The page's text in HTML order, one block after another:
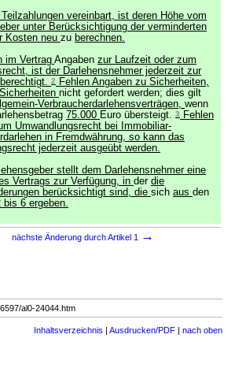
vereinbart, ist deren Höhe vom
unter Berücksichtigung der verminderten
Kosten neu zu berechnen.
im Vertrag Angaben zur Laufzeit oder zum
ist der Darlehensnehmer jederzeit zur
2
Fehlen Angaben zu Sicherheiten,
nicht gefordert werden; dies gilt
Verbraucherdarlehensverträgen, wenn
75.000 Euro übersteigt. 3
Fehlen
Umwandlungsrecht bei Immobiliar-
in Fremdwährung, so kann das
jederzeit ausgeübt werden.
stellt dem Darlehensnehmer eine
Vertrags zur Verfügung, in der die
berücksichtigt sind, die sich aus den
bis 6 ergeben.
nächste Änderung durch Artikel 1 →
al0-24044.htm
Inhaltsverzeichnis | Ausdrucken/PDF | nach oben